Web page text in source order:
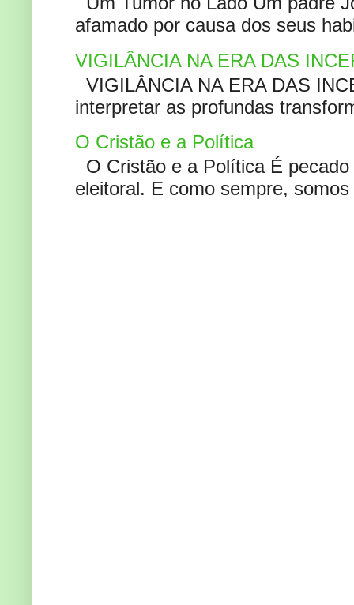
afamado por causa dos seus
VIGILÂNCIA NA ERA DAS
VIGILÂNCIA NA ERA DAS
interpretar as profundas
O Cristão e a Política
O Cristão e a Política É
eleitoral. E como sempre,